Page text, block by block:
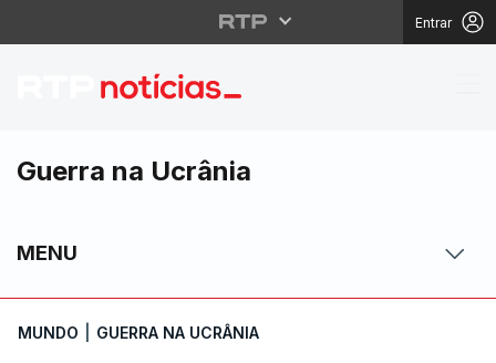
Entrar
Rússia e Ucrânia
Guerra na Ucrânia
MENU
MUNDO GUERRA NA UCRÂNIA